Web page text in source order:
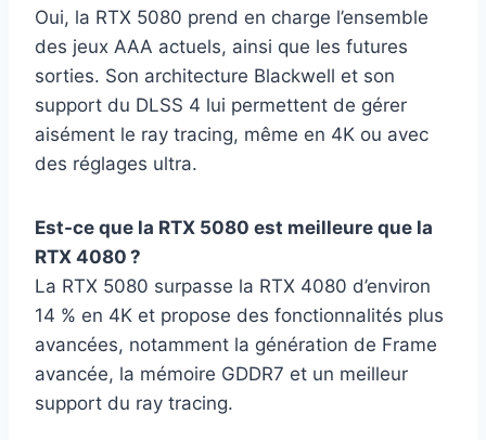
Oui, la RTX 5080 prend en charge l’ensemble
des jeux AAA actuels, ainsi que les futures
sorties. Son architecture Blackwell et son
support du DLSS 4 lui permettent de gérer
aisément le ray tracing, même en 4K ou avec
des réglages ultra.
Est-ce que la RTX 5080 est meilleure que la
RTX 4080 ?
La RTX 5080 surpasse la RTX 4080 d’environ
14 % en 4K et propose des fonctionnalités plus
avancées, notamment la génération de Frame
avancée, la mémoire GDDR7 et un meilleur
support du ray tracing.